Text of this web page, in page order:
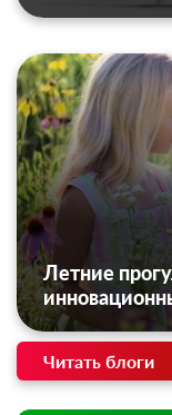
Летние
Читать блоги